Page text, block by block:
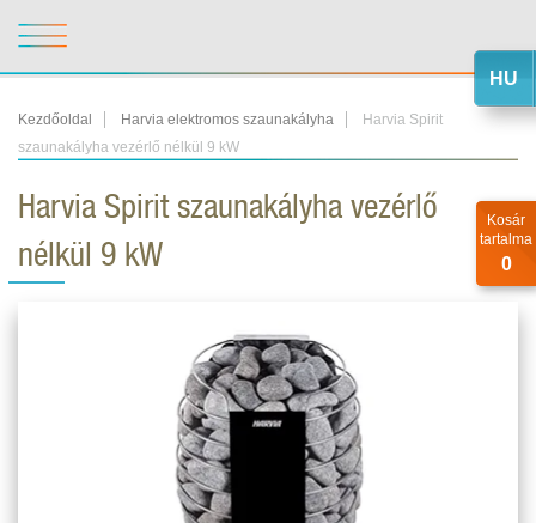
Kezdőoldal Harvia elektromos szaunakályha
Harvia Spirit
szaunakályha vezérlő nélkül 9 kW
Harvia Spirit szaunakályha vezérlő
nélkül 9 kW
HU
Kosár
tartalma
0